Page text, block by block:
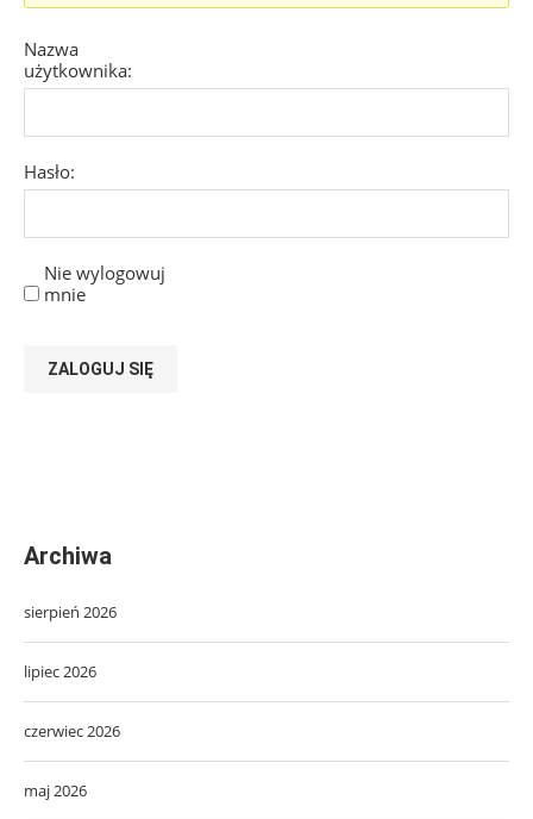
Nazwa
użytkownika:
Hasło:
Nie wylogowuj
mnie
ZALOGUJ SIĘ
Archiwa
sierpień 2026
lipiec 2026
czerwiec 2026
maj 2026